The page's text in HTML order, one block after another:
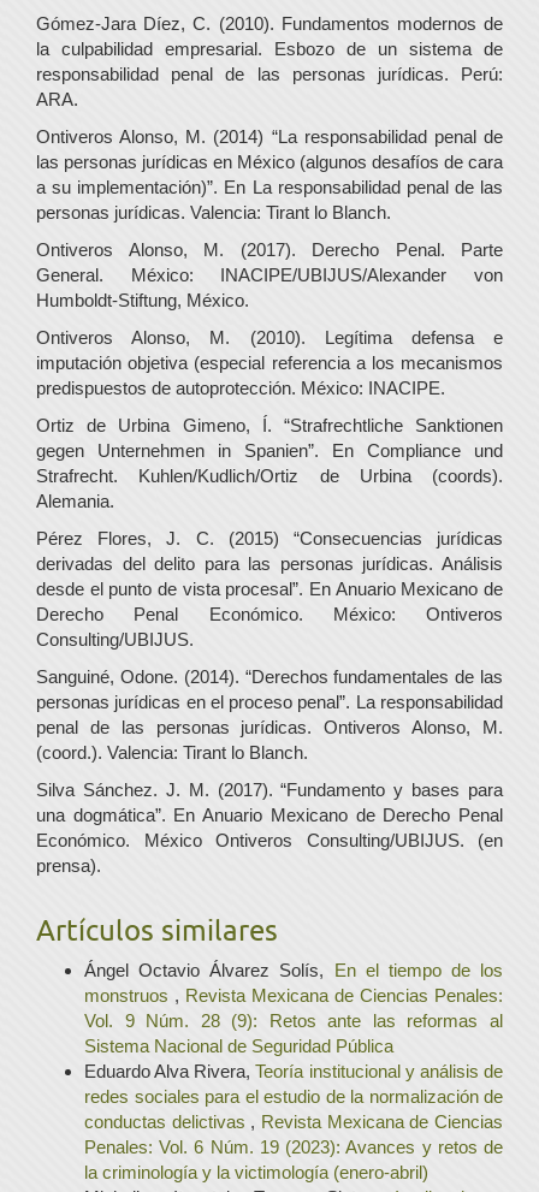
Gómez-Jara Díez, C. (2010). Fundamentos modernos de
la culpabilidad empresarial. Esbozo de un sistema de
responsabilidad penal de las personas jurídicas. Perú:
ARA.
Ontiveros Alonso, M. (2014) “La responsabilidad penal de
las personas jurídicas en México (algunos desafíos de cara
a su implementación)”. En La responsabilidad penal de las
personas jurídicas. Valencia: Tirant lo Blanch.
Ontiveros Alonso, M. (2017). Derecho Penal. Parte
General. México: INACIPE/UBIJUS/Alexander von
Humboldt-Stiftung, México.
Ontiveros Alonso, M. (2010). Legítima defensa e
imputación objetiva (especial referencia a los mecanismos
predispuestos de autoprotección. México: INACIPE.
Ortiz de Urbina Gimeno, Í. “Strafrechtliche Sanktionen
gegen Unternehmen in Spanien”. En Compliance und
Strafrecht. Kuhlen/Kudlich/Ortiz de Urbina (coords).
Alemania.
Pérez Flores, J. C. (2015) “Consecuencias jurídicas
derivadas del delito para las personas jurídicas. Análisis
desde el punto de vista procesal”. En Anuario Mexicano de
Derecho Penal Económico. México: Ontiveros
Consulting/UBIJUS.
Sanguiné, Odone. (2014). “Derechos fundamentales de las
personas jurídicas en el proceso penal”. La responsabilidad
penal de las personas jurídicas. Ontiveros Alonso, M.
(coord.). Valencia: Tirant lo Blanch.
Silva Sánchez. J. M. (2017). “Fundamento y bases para
una dogmática”. En Anuario Mexicano de Derecho Penal
Económico. México Ontiveros Consulting/UBIJUS. (en
prensa).
Artículos similares
Ángel Octavio Álvarez Solís, En el tiempo de los
monstruos , Revista Mexicana de Ciencias Penales:
Vol. 9 Núm. 28 (9): Retos ante las reformas al
Sistema Nacional de Seguridad Pública
Eduardo Alva Rivera,Teoría institucional y análisis de
redes sociales para el estudio de la normalización de
conductas delictivas , Revista Mexicana de Ciencias
Penales: Vol. 6 Núm. 19 (2023): Avances y retos de
la criminología y la victimología (enero-abril)